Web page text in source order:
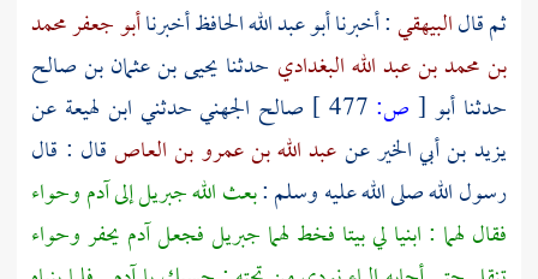
ثم قالالبيهقي: أخبرناأبو عبد الله الحافظأخبرناأبو جعفر محمد
بن محمد بن عبد الله البغدادي حدثنا يحيى بن عثمان بن صالح
حدثنا أبو [ ص: صالح الجهنيحدثني ابن لهيعة عن
يزيد بن أبي الخيرعنعبد الله بن عمرو بن العاصقال : قال
رسول الله صلى الله عليه وسلم :بعث اللهجبريلإلىآدموحواء
فقال لهما : ابنيا لي بيتا فخط لهما جبريلفجعلآدم يحفروحواء